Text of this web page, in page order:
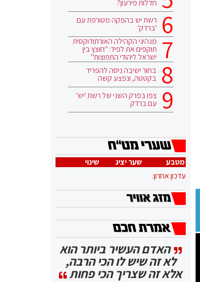
חדלות פירעון?
רשת יש בהפקה מטורפת עם
'ברדק'
מנהיגי הקהילה האורתודוקסית
תוקפים את לפיד: "חוצץ בין
ישראל ליהודי התפוצות"
בחור ישיבה ניסה להפריד
בקטטה, ונפצע קשה
צפו בפרק השני של רשת 'יש'
עם ברדק
מטבע שער יציג
שינוי
עדכון אחרון:
האדם העשיר ביותר הוא
לא זה שיש לו הכי הרבה,
אלא זה שצריך הכי פחות